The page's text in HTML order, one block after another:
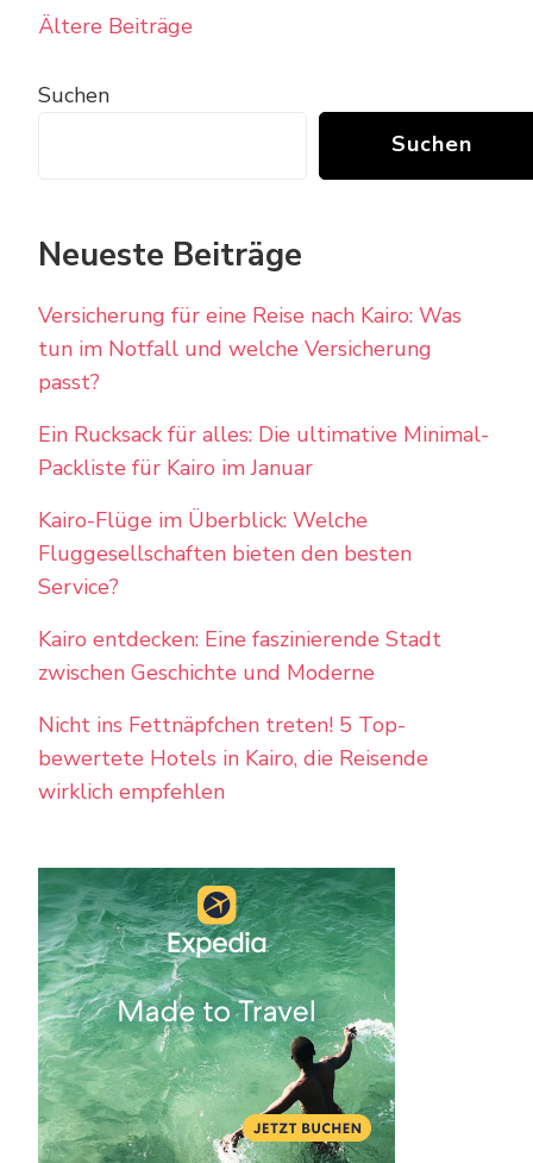
Beitragsnavigation
Ältere Beiträge
Suchen
Suchen
Neueste Beiträge
Versicherung für eine Reise nach Kairo: Was
tun im Notfall und welche Versicherung
passt?
Ein Rucksack für alles: Die ultimative Minimal-
Packliste für Kairo im Januar
Kairo-Flüge im Überblick: Welche
Fluggesellschaften bieten den besten
Service?
Kairo entdecken: Eine faszinierende Stadt
zwischen Geschichte und Moderne
Nicht ins Fettnäpfchen treten! 5 Top-
bewertete Hotels in Kairo, die Reisende
wirklich empfehlen